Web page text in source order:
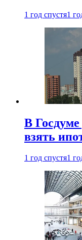
1 год спустя1
В
взять
1 год спустя1